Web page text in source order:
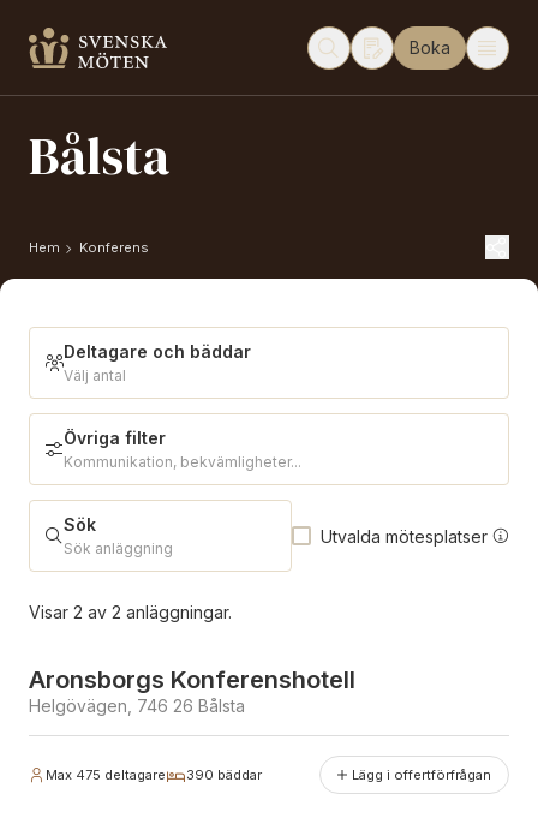
Boka
Bålsta
Hem Konferens
Deltagare och bäddar
Välj antal
Deltagare och bäddar
Antal deltagare
Övriga filter
Kommunikation, bekvämligheter...
Sök
Sök anläggning
Utvalda mötesplatser
Visar 2 av 2 anläggningar.
Erbjuder julbord
Aronsborgs Konferenshotell
Helgövägen, 746 26 Bålsta
Max 475 deltagare 390 bäddar Lägg i offertförfrågan